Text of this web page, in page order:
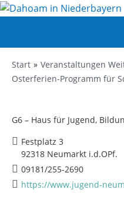
Start
Veranstaltungen
Osterferien-Programm für
G6 – Haus für Jugend,
Festplatz 3
92318 Neumarkt i.d.OPf.
09181/255-2690
https://www.jugend-